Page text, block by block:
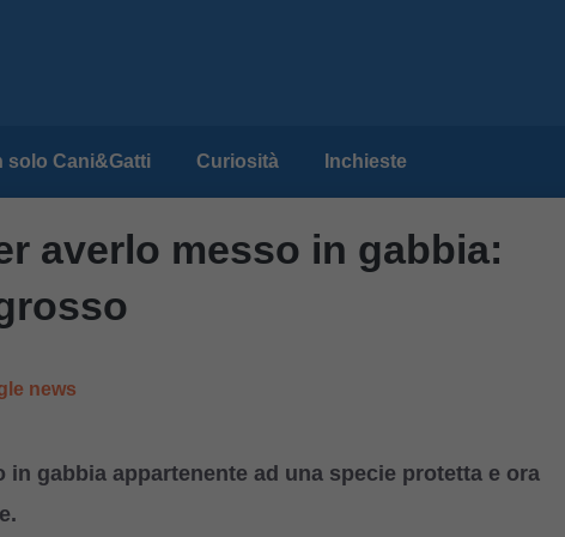
solo Cani&Gatti Curiosità Inchieste
averlo messo in gabbia:
news
in gabbia appartenente ad una specie protetta e ora